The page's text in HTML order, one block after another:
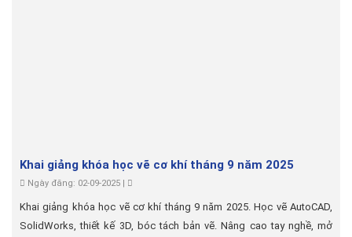
Khai giảng khóa học vẽ cơ khí tháng 9 năm 2025
Ngày đăng: 02-09-2025 |
Khai giảng khóa học vẽ cơ khí tháng 9 năm 2025. Học vẽ AutoCAD,
SolidWorks, thiết kế 3D, bóc tách bản vẽ. Nâng cao tay nghề, mở